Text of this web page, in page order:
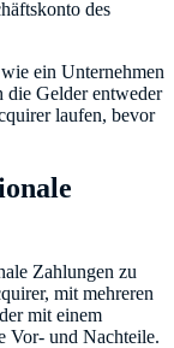
des
ein Unternehmen
die Gelder entweder
laufen, bevor
Zahlungen zu
mit mehreren
mit einem
Vor- und Nachteile.